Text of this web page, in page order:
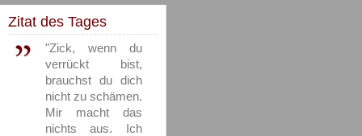
Zitat des Tages
"Zick, wenn du
verrückt bist,
brauchst du dich
nicht zu schämen.
Mir macht das
nichts aus. Ich